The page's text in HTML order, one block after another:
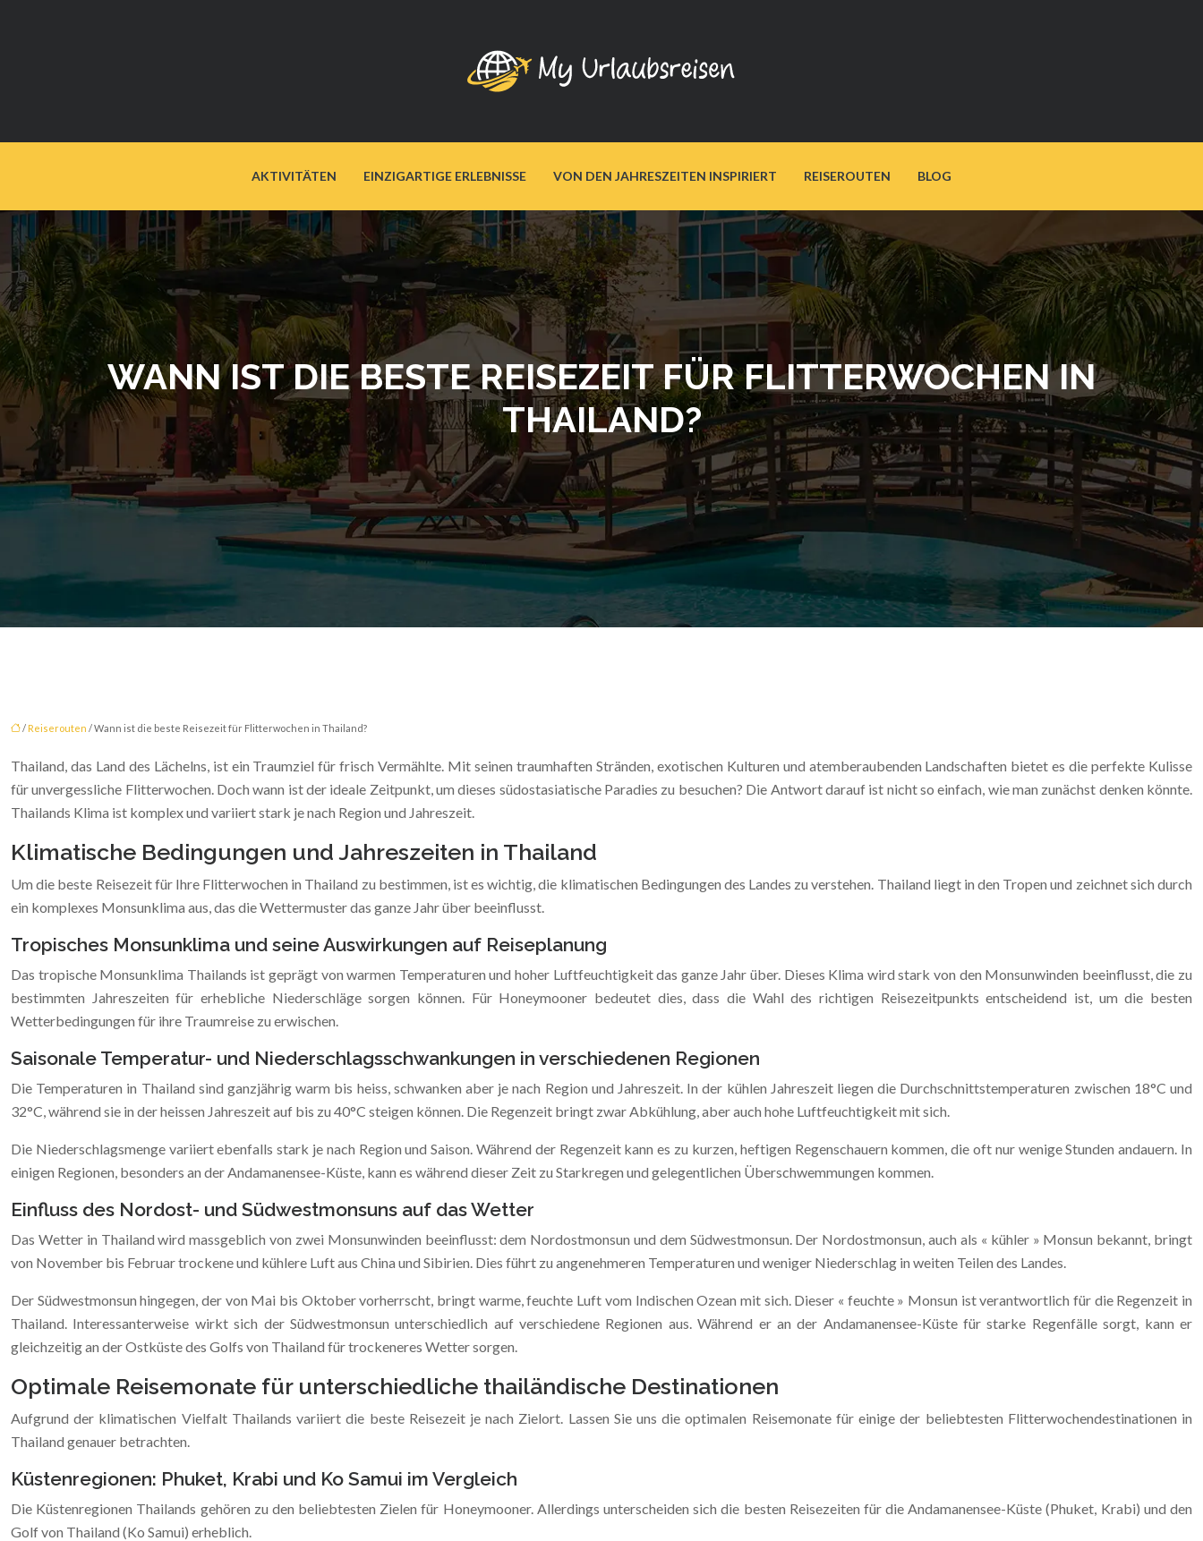
AKTIVITÄTEN EINZIGARTIGE ERLEBNISSE VON DEN JAHRESZEITEN INSPIRIERT REISEROUTEN BLOG
WANN IST DIE BESTE REISEZEIT FÜR FLITTERWOCHEN IN
THAILAND?
/ Reiserouten / Wann ist die beste Reisezeit für Flitterwochen in Thailand?
Thailand, das Land des Lächelns, ist ein Traumziel für frisch Vermählte. Mit seinen traumhaften Stränden, exotischen Kulturen und atemberaubenden Landschaften bietet es die perfekte Kulisse
für unvergessliche Flitterwochen. Doch wann ist der ideale Zeitpunkt, um dieses südostasiatische Paradies zu besuchen? Die Antwort darauf ist nicht so einfach, wie man zunächst denken könnte.
Thailands Klima ist komplex und variiert stark je nach Region und Jahreszeit.
Klimatische Bedingungen und Jahreszeiten in Thailand
Um die beste Reisezeit für Ihre Flitterwochen in Thailand zu bestimmen, ist es wichtig, die klimatischen Bedingungen des Landes zu verstehen. Thailand liegt in den Tropen und zeichnet sich durch
ein komplexes Monsunklima aus, das die Wettermuster das ganze Jahr über beeinflusst.
Tropisches Monsunklima und seine Auswirkungen auf Reiseplanung
Das tropische Monsunklima Thailands ist geprägt von warmen Temperaturen und hoher Luftfeuchtigkeit das ganze Jahr über. Dieses Klima wird stark von den Monsunwinden beeinflusst, die zu
bestimmten Jahreszeiten für erhebliche Niederschläge sorgen können. Für Honeymooner bedeutet dies, dass die Wahl des richtigen Reisezeitpunkts entscheidend ist, um die besten
Wetterbedingungen für ihre Traumreise zu erwischen.
Saisonale Temperatur- und Niederschlagsschwankungen in verschiedenen Regionen
Die Temperaturen in Thailand sind ganzjährig warm bis heiss, schwanken aber je nach Region und Jahreszeit. In der kühlen Jahreszeit liegen die Durchschnittstemperaturen zwischen 18°C und
32°C, während sie in der heissen Jahreszeit auf bis zu 40°C steigen können. Die Regenzeit bringt zwar Abkühlung, aber auch hohe Luftfeuchtigkeit mit sich.
Die Niederschlagsmenge variiert ebenfalls stark je nach Region und Saison. Während der Regenzeit kann es zu kurzen, heftigen Regenschauern kommen, die oft nur wenige Stunden andauern. In
einigen Regionen, besonders an der Andamanensee-Küste, kann es während dieser Zeit zu Starkregen und gelegentlichen Überschwemmungen kommen.
Einfluss des Nordost- und Südwestmonsuns auf das Wetter
Das Wetter in Thailand wird massgeblich von zwei Monsunwinden beeinflusst: dem Nordostmonsun und dem Südwestmonsun. Der Nordostmonsun, auch als « kühler » Monsun bekannt, bringt
von November bis Februar trockene und kühlere Luft aus China und Sibirien. Dies führt zu angenehmeren Temperaturen und weniger Niederschlag in weiten Teilen des Landes.
Der Südwestmonsun hingegen, der von Mai bis Oktober vorherrscht, bringt warme, feuchte Luft vom Indischen Ozean mit sich. Dieser « feuchte » Monsun ist verantwortlich für die Regenzeit in
Thailand. Interessanterweise wirkt sich der Südwestmonsun unterschiedlich auf verschiedene Regionen aus. Während er an der Andamanensee-Küste für starke Regenfälle sorgt, kann er
gleichzeitig an der Ostküste des Golfs von Thailand für trockeneres Wetter sorgen.
Optimale Reisemonate für unterschiedliche thailändische Destinationen
Aufgrund der klimatischen Vielfalt Thailands variiert die beste Reisezeit je nach Zielort. Lassen Sie uns die optimalen Reisemonate für einige der beliebtesten Flitterwochendestinationen in
Thailand genauer betrachten.
Küstenregionen: Phuket, Krabi und Ko Samui im Vergleich
Die Küstenregionen Thailands gehören zu den beliebtesten Zielen für Honeymooner. Allerdings unterscheiden sich die besten Reisezeiten für die Andamanensee-Küste (Phuket, Krabi) und den
Golf von Thailand (Ko Samui) erheblich.